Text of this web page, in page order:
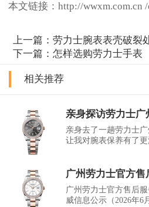
本文链接：http://wwxm.com.cn
上一篇：劳力士腕表表壳破裂
下一篇：怎样选购劳力士手表
相关推荐
亲身探访劳力士广
亲身去了一趟劳力士
让我对腕表保养有了更
广州劳力士官方售
广州劳力士官方售后
威信息公示（2026年6